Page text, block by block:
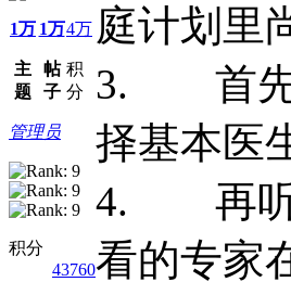
1万
主
题
1万
帖
子
4万
积
分
管理员
积分
43760
庭计划里
3. 首先
择基本医
4. 再听
看的专家